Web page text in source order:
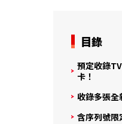
目錄
預定收錄
卡！
收錄多張全
含序列號限